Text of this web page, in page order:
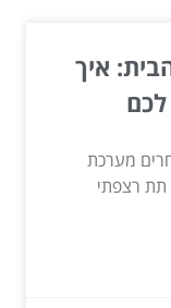
איך
מערכת
רצפתי